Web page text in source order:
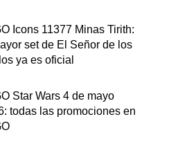
Icons 11377 Minas Tirith:
set de El Señor de los
ya es oficial
Star Wars 4 de mayo
todas las promociones en